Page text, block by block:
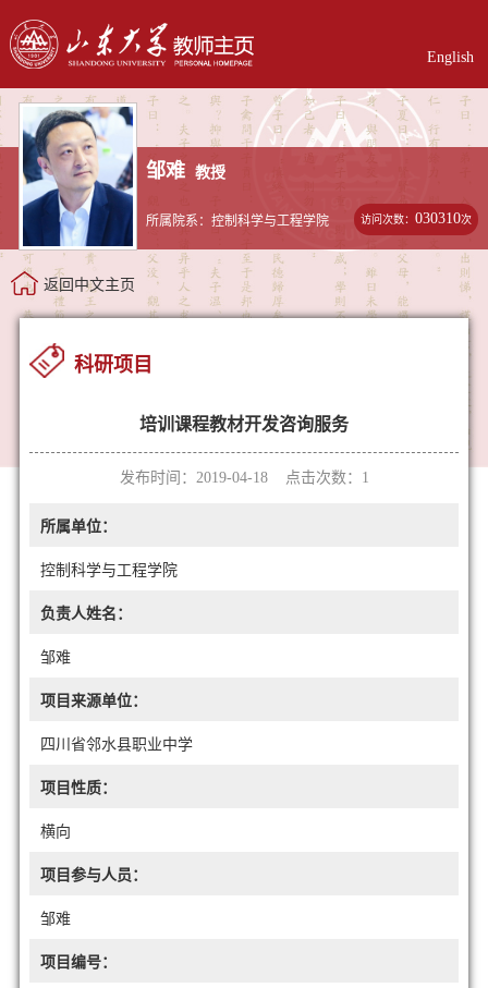
English
邹难 教授
所属院系：控制科学与工程学院 访问次数：030310次
返回中文主页
科研项目
培训课程教材开发咨询服务
发布时间：2019-04-18 点击次数： 1
所属单位：
控制科学与工程学院
负责人姓名：
邹难
项目来源单位：
四川省邻水县职业中学
项目性质：
横向
项目参与人员：
邹难
项目编号：